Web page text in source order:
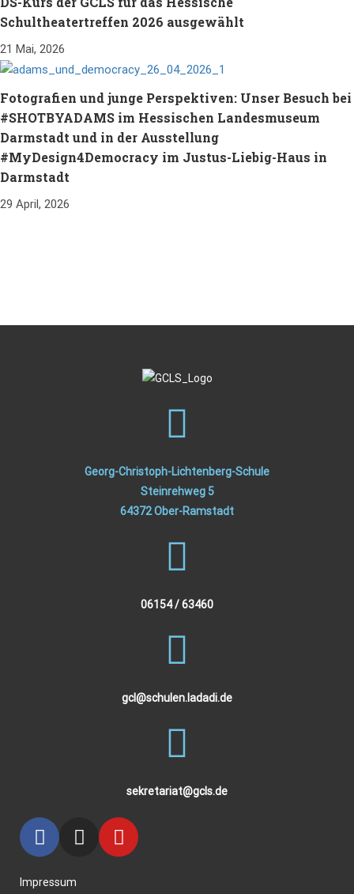
Schultheatertreffen 2026 ausgewählt
21 Mai, 2026
Fotografien und junge Perspektiven: Unser Besuch bei
#SHOTBYADAMS im Hessischen Landesmuseum
Darmstadt und in der Ausstellung
#MyDesign4Democracy im Justus-Liebig-Haus in
Darmstadt
29 April, 2026
Georg-Christoph-Lichtenberg-Schule
Steinrehweg 5
64372 Ober-Ramstadt
06154 / 63460
gcl@schulen.ladadi.de
sekretariat@gcls.de
Impressum